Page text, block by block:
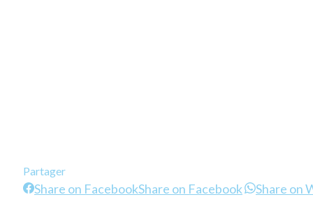
Partager
Share on FacebookShare on Facebook Share on